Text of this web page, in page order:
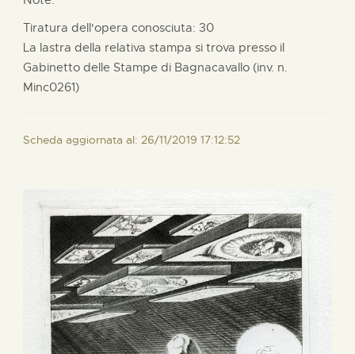
Tiratura dell'opera conosciuta: 30
La lastra della relativa stampa si trova presso il
Gabinetto delle Stampe di Bagnacavallo (inv. n.
Minc0261)
Scheda aggiornata al: 26/11/2019 17:12:52